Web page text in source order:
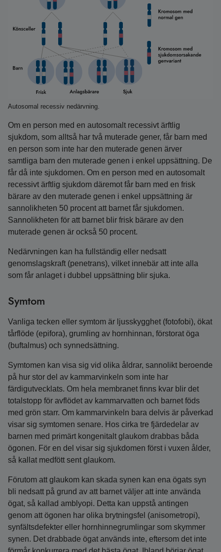
Autosomal recessiv nedärvning.
Om en person med en autosomalt recessivt ärftlig
sjukdom, som alltså har två muterade gener, får barn med
en person som inte har den muterade genen ärver
samtliga barn den muterade genen i enkel uppsättning. De
får då inte sjukdomen. Om en person med en autosomalt
recessivt ärftlig sjukdom däremot får barn med en frisk
bärare av den muterade genen i enkel uppsättning är
sannolikheten 50 procent att barnet får sjukdomen.
Sannolikheten för att barnet blir frisk bärare av den
muterade genen är också 50 procent.
Nedärvningen kan ha fullständig eller nedsatt
genomslagskraft (penetrans), vilket innebär att inte alla
som får anlaget i dubbel uppsättning blir sjuka.
Symtom
Vanliga tecken eller symtom är ljusskygghet (fotofobi), ökat
tårflöde (epifora), grumling av hornhinnan, förstorat öga
(buftalmus) och synnedsättning.
Symtomen kan visa sig vid olika åldrar, sannolikt beroende
på hur stor del av kammarvinkeln som inte har
färdigutvecklats. Om hela membranet finns kvar blir det
totalstopp för avflödet av kammarvatten och barnet föds
med grön starr. Om kammarvinkeln bara delvis är påverkad
visar sig symtomen senare. Hos cirka tre fjärdedelar av
barnen med primärt kongenitalt glaukom drabbas båda
ögonen. För en del visar sig sjukdomen först i vuxen ålder,
så kallat medfött sent glaukom.
Förutom att glaukom kan skada synen kan ena ögats syn
bli nedsatt på grund av att barnet väljer att inte använda
ögat, så kallad amblyopi. Detta kan uppstå antingen
genom att ögonen har olika brytningsfel (anisometropi),
synfältsdefekter eller hornhinnegrumlingar som skymmer
synen. Det drabbade ögat används inte, eftersom det inte